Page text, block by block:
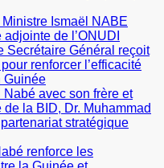
Ismaël NABE
de l’ONUDI
Secrétaire Général reçoit
renforcer l’efficacité
Guinée
avec son frère et
la BID, Dr. Muhammad
stratégique
renforce les